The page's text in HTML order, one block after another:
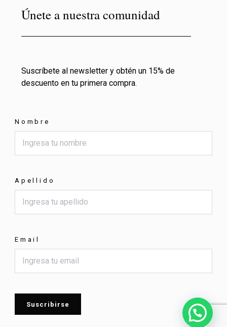
Únete a nuestra comunidad
Suscríbete al newsletter y obtén un 15% de
descuento en tu primera compra.
Nombre
Apellido
Email
Suscribirse